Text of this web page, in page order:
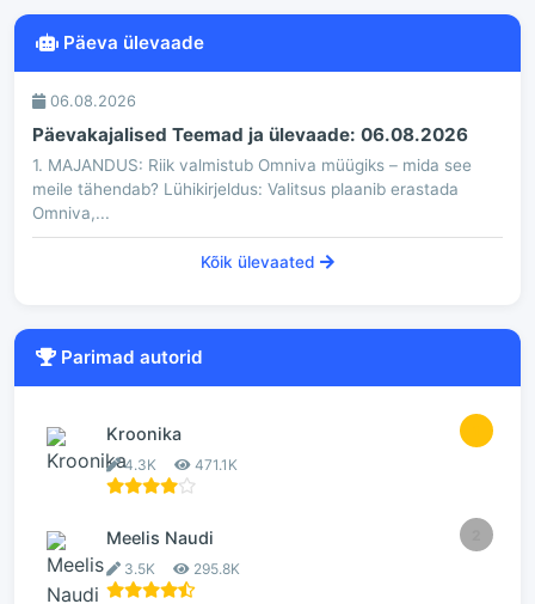
Päeva ülevaade
06.08.2026
Päevakajalised Teemad ja ülevaade: 06.08.2026
1. MAJANDUS: Riik valmistub Omniva müügiks – mida see
meile tähendab? Lühikirjeldus: Valitsus plaanib erastada
Omniva,...
Kõik ülevaated
Parimad autorid
Kroonika
4.3K 471.1K
Meelis Naudi
3.5K 295.8K